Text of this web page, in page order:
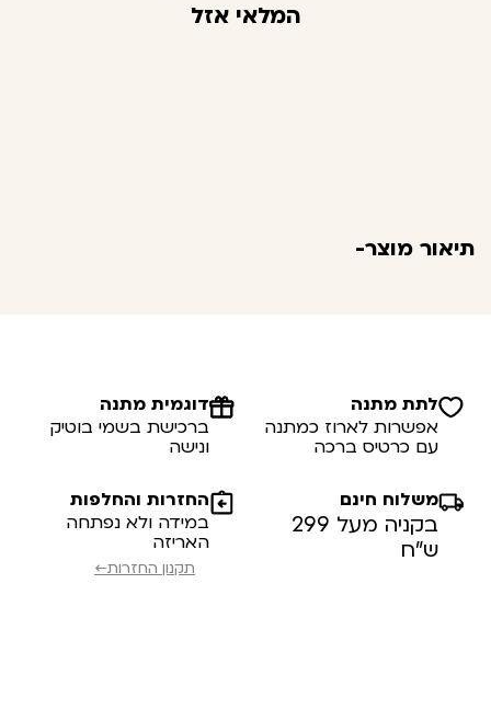
המלאי אזל
תיאור מוצר-
לתת מתנה
אפשרות לארוז כמתנה
עם כרטיס ברכה
דוגמית מתנה
ברכישת בשמי בוטיק
ונישה
משלוח חינם
בקניה מעל 299
ש”ח
החזרות והחלפות
במידה ולא נפתחה
האריזה
תקנון החזרות←